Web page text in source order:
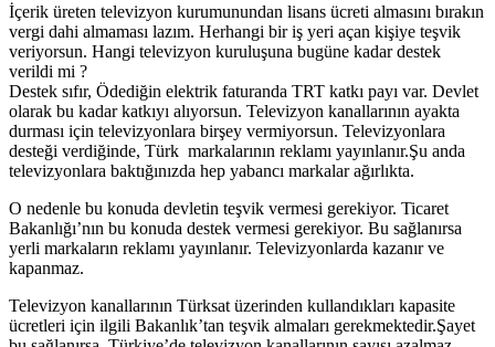
İçerik üreten televizyon kurumunundan lisans ücreti almasını bırakın
vergi dahi almaması lazım. Herhangi bir iş yeri açan kişiye teşvik
veriyorsun. Hangi televizyon kuruluşuna bugüne kadar destek
verildi mi ?
Destek sıfır, Ödediğin elektrik faturanda TRT katkı payı var. Devlet
olarak bu kadar katkıyı alıyorsun. Televizyon kanallarının ayakta
durması için televizyonlara birşey vermiyorsun. Televizyonlara
desteği verdiğinde, Türk markalarının reklamı yayınlanır.Şu anda
televizyonlara baktığınızda hep yabancı markalar ağırlıkta.
O nedenle bu konuda devletin teşvik vermesi gerekiyor. Ticaret
Bakanlığı’nın bu konuda destek vermesi gerekiyor. Bu sağlanırsa
yerli markaların reklamı yayınlanır. Televizyonlarda kazanır ve
kapanmaz.
Televizyon kanallarının Türksat üzerinden kullandıkları kapasite
ücretleri için ilgili Bakanlık’tan teşvik almaları gerekmektedir.Şayet